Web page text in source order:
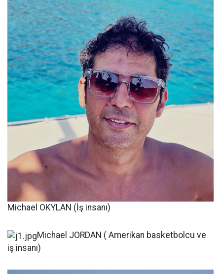
Michael OKYLAN (İş insanı)
Michael JORDAN ( Amerikan basketbolcu ve
iş insanı)